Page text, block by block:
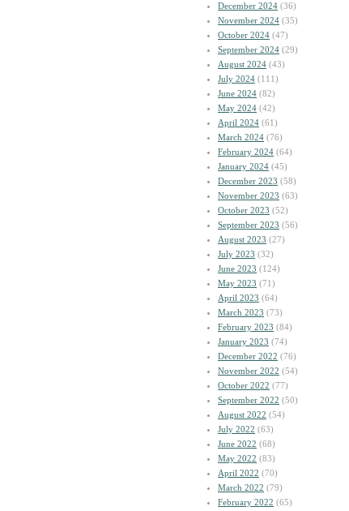
December 2024 (36)
November 2024 (35)
October 2024 (47)
September 2024 (29)
August 2024 (43)
July 2024 (111)
June 2024 (82)
May 2024 (42)
April 2024 (61)
March 2024 (76)
February 2024 (64)
January 2024 (45)
December 2023 (58)
November 2023 (63)
October 2023 (52)
September 2023 (56)
August 2023 (27)
July 2023 (32)
June 2023 (124)
May 2023 (71)
April 2023 (64)
March 2023 (73)
February 2023 (84)
January 2023 (74)
December 2022 (76)
November 2022 (54)
October 2022 (77)
September 2022 (50)
August 2022 (54)
July 2022 (63)
June 2022 (68)
May 2022 (83)
April 2022 (70)
March 2022 (79)
February 2022 (65)